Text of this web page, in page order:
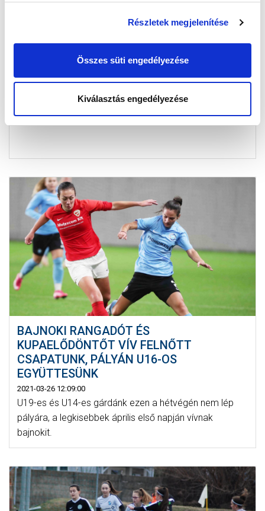
Részletek megjelenítése
Összes süti engedélyezése
Kiválasztás engedélyezése
U16: AZ FC HATVAN ELLEN
JÁTSZOTTUNK
Együttesünk nem játszott jól és vereséget szenvedett a
bajnokság 14. fordulójában.
BAJNOKI RANGADÓT ÉS
KUPAELŐDÖNTŐT VÍV FELNŐTT
CSAPATUNK, PÁLYÁN U16-OS
EGYÜTTESÜNK
2021-03-26 12:09:00
U19-es és U14-es gárdánk ezen a hétvégén nem lép
pályára, a legkisebbek április első napján vívnak
bajnokit.